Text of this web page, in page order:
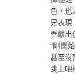
色，也
兄表現
奉獻出
“剛開
甚至沒
跳上吧